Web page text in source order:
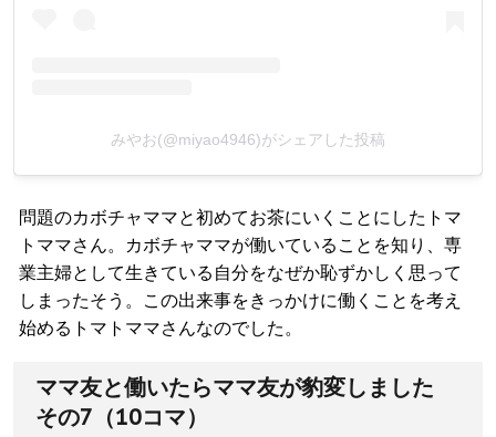
みやお(@miyao4946)がシェアした投稿
問題のカボチャママと初めてお茶にいくことにしたトマ
トママさん。カボチャママが働いていることを知り、専
業主婦として生きている自分をなぜか恥ずかしく思って
しまったそう。この出来事をきっかけに働くことを考え
始めるトマトママさんなのでした。
ママ友と働いたらママ友が豹変しました
その7（10コマ）